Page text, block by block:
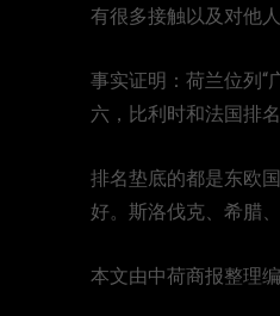
有很多接触以及对他人
事实证明：荷兰位列
六，比利时和法国排名
排名垫底的都是东欧
好。斯洛伐克、希腊
本文由中荷商报整理